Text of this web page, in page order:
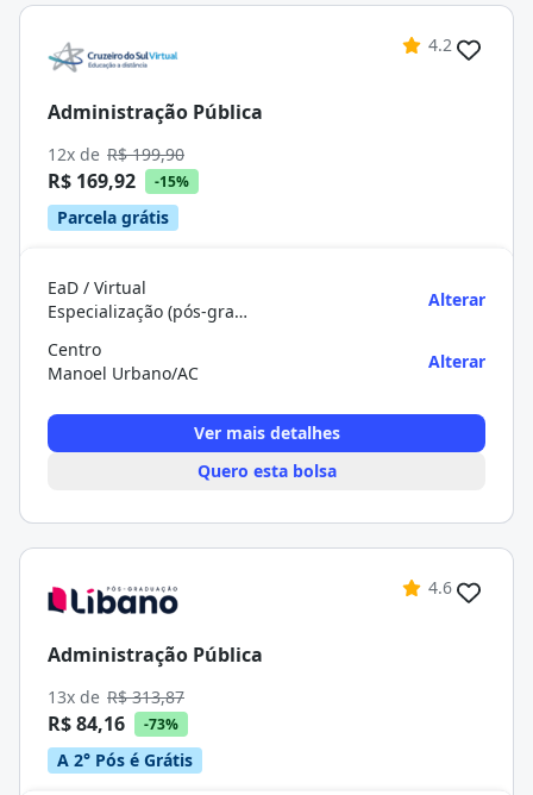
4.2
Administração Pública
12x de R$ 199,90
R$ 169,92 -15%
Parcela grátis
EaD / Virtual
Especialização (pós-graduação)
Alterar
Centro
Manoel Urbano/AC
Alterar
Ver mais detalhes
Quero esta bolsa
4.6
Administração Pública
13x de R$ 313,87
R$ 84,16 -73%
A 2° Pós é Grátis